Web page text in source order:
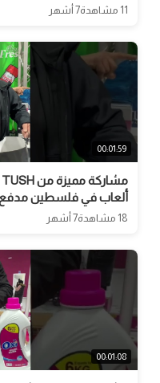
11 مشاهدة 7 أشهر
00:01:59
ألعاب في فلسطين مدفع
18 مشاهدة 7 أشهر
00:01:08